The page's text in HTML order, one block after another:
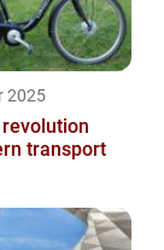
2025
transport